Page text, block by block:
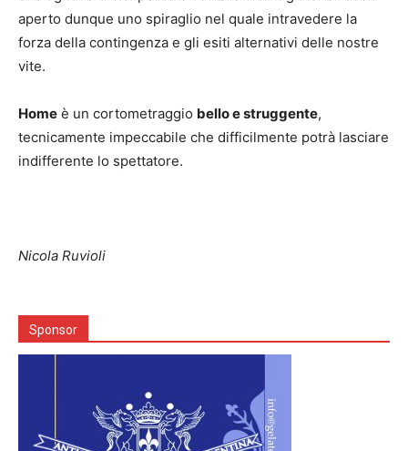
aperto dunque uno spiraglio nel quale intravedere la
forza della contingenza e gli esiti alternativi delle nostre
vite.
Home è un cortometraggio bello e struggente,
tecnicamente impeccabile che difficilmente potrà lasciare
indifferente lo spettatore.
Nicola Ruvioli
Sponsor